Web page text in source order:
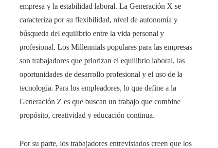
empresa y la estabilidad laboral. La Generación X se
caracteriza por su flexibilidad, nivel de autonomía y
búsqueda del equilibrio entre la vida personal y
profesional. Los Millennials populares para las empresas
son trabajadores que priorizan el equilibrio laboral, las
oportunidades de desarrollo profesional y el uso de la
tecnología. Para los empleadores, lo que define a la
Generación Z es que buscan un trabajo que combine
propósito, creatividad y educación continua.
Por su parte, los trabajadores entrevistados creen que los